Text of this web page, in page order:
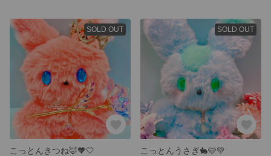
SOLD OUT
こっとんきつね🦊‪🧡‬‪‎🤍
SOLD OUT
こっとんうさぎ🐇🩵💚